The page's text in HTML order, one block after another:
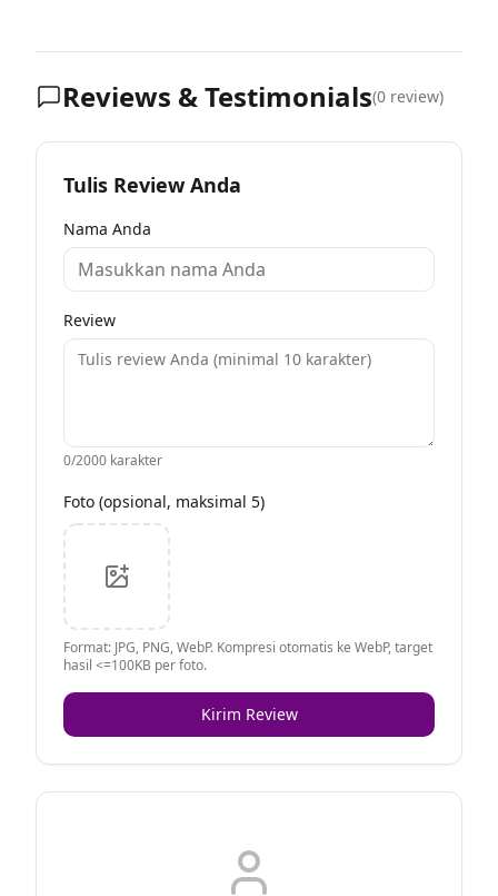
Reviews & Testimonials(0 review)
Tulis Review Anda
Nama Anda
Review
0/2000 karakter
Foto (opsional, maksimal 5)
Format: JPG, PNG, WebP. Kompresi otomatis ke WebP, target
hasil <=100KB per foto.
Kirim Review